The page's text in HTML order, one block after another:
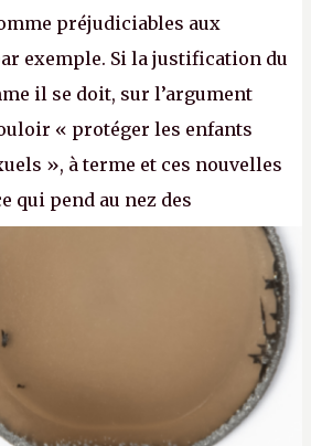
préjudiciables aux
exemple. Si la justification du
il se doit, sur l’argument
« protéger les enfants
», à terme et ces nouvelles
qui pend au nez des
point douter la mise en place
pour se connecter au
- Crédit photo : Pexels -